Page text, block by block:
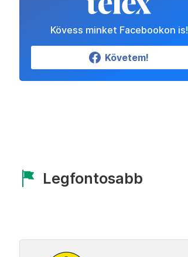
Kövess minket Facebookon is!
Követem!
Legfontosabb